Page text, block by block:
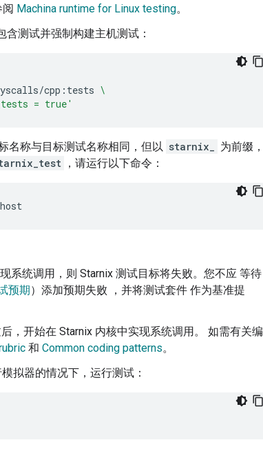
阅 Machina runtime for Linux testing。
含测试并强制构建主机测试：
cpp:tests \
= true'
名称与目标测试名称相同，但以 starnix_
为前缀，
，请运行以下命令：
系统调用，则 Starnix 测试目标将失败。您不应 等待
预期）添加预期失败 ，并将测试套件 作为基准提
，开始在 Starnix 内核中实现系统调用。 如需有关编
和 Common coding patterns。
拟器的情况下，运行测试：